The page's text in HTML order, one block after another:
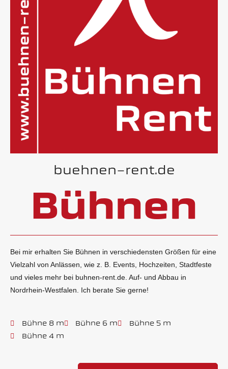
buehnen-rent.de
Bühnen
Bei mir erhalten Sie Bühnen in verschiedensten Größen für eine
Vielzahl von Anlässen, wie z. B. Events, Hochzeiten, Stadtfeste
und vieles mehr bei buhnen-rent.de. Auf- und Abbau in
Nordrhein-Westfalen. Ich berate Sie gerne!
Bühne 8 m Bühne 6 m
Bühne 5 m
Bühne 4 m